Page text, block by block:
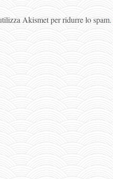
Akismet per ridurre lo spam.